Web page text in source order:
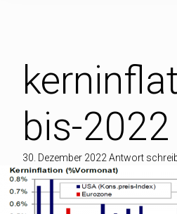
bis-2022
30. Dezember 2022 Antwort